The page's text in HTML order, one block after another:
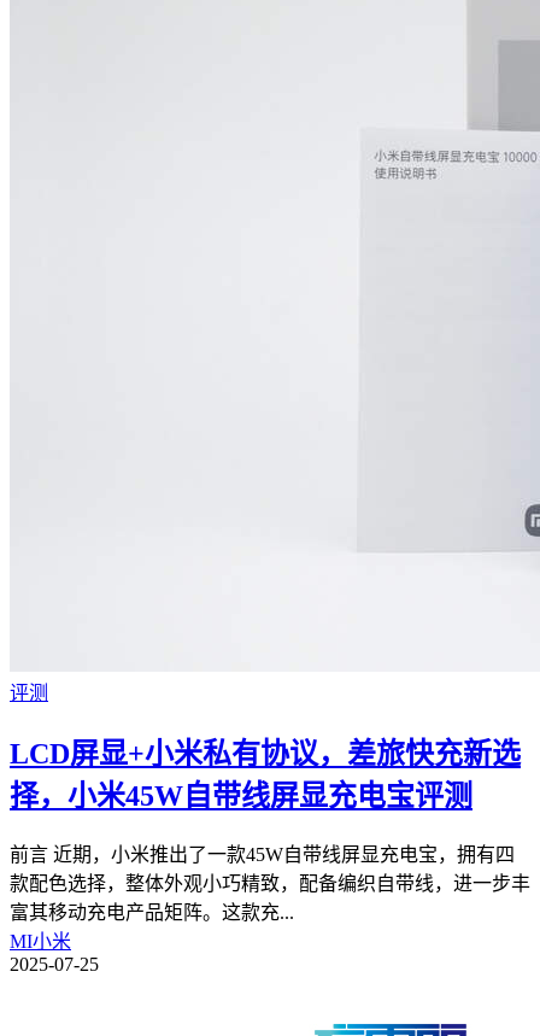
评测
LCD屏显+小米私有协议，差旅快充新选
择，小米45W自带线屏显充电宝评测
前言 近期，小米推出了一款45W自带线屏显充电宝，拥有四
款配色选择，整体外观小巧精致，配备编织自带线，进一步丰
富其移动充电产品矩阵。这款充...
MI小米
2025-07-25